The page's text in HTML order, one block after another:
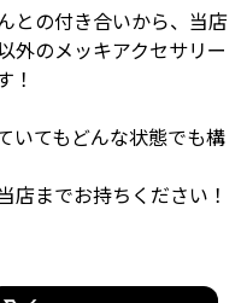
との付き合いから、当店
外のメッキアクセサリー
！
いてもどんな状態でも構
店までお持ちください！